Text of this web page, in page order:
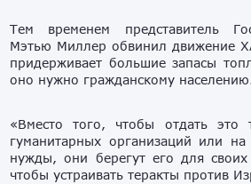
Тем временем представитель
Мэтью Миллер обвинил движение
придерживает большие запасы
оно нужно гражданскому
«Вместо того, чтобы отдать это
гуманитарных организаций или на
нужды, они берегут его для
чтобы устраивать теракты против